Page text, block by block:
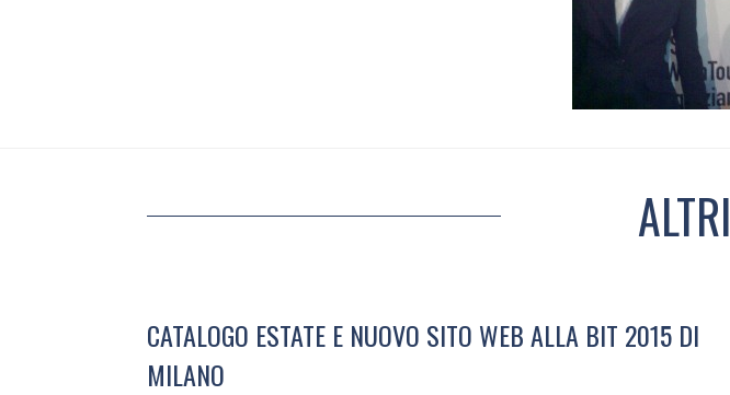
ALTRI
CATALOGO ESTATE E NUOVO SITO WEB ALLA BIT 2015 DI
MILANO